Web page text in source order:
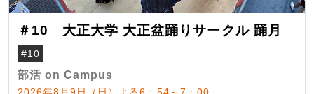
＃10 大正大学 大正盆踊りサークル 踊月
#10
部活 on Campus